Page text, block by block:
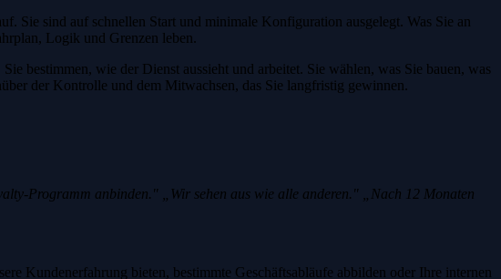
Sie sind auf schnellen Start und minimale Konfiguration ausgelegt. Was Sie an
Logik und Grenzen leben.
bestimmen, wie der Dienst aussieht und arbeitet. Sie wählen, was Sie bauen, was
der Kontrolle und dem Mitwachsen, das Sie langfristig gewinnen.
Programm anbinden." „Wir sehen aus wie alle anderen."
„Nach 12 Monaten
Kundenerfahrung bieten, bestimmte Geschäftsabläufe abbilden oder Ihre internen